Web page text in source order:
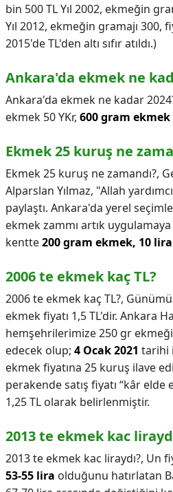
bin 500 TL Yıl 2002, ekmeğin
Yıl 2012, ekmeğin gramajı 300,
2015'de TL'den altı sıfır atıldı.)
Ankara'da ekmek ne
Ankara'da ekmek ne kadar
ekmek 50 YKr, 600 gram ekmek
Ekmek 25 kuruş ne
Ekmek 25 kuruş ne zamandı?,
Alparslan Yılmaz, "Allah
paylaştı. Ankara'da yerel
ekmek zammı artık
kentte200 gram ekmek, 10 lira
2006 te ekmek kaç TL?
2006 te ekmek kaç TL?,
ekmek fiyatı 1,5 TL'dir. Ankara
hemşehrilerimize 250 gr
edecek olup; 4 Ocak 2021 tarihi
ekmek fiyatına 25 kuruş ilave
perakende satış fiyatı “kâr
1,25 TL olarak belirlenmiştir.
2013 te ekmek kac
2013 te ekmek kac liraydı?, Un
53-55 lira olduğunu hatırlatan